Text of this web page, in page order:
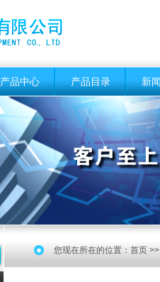
产品中心 产品目录 新
您现在所在的位置： 首页